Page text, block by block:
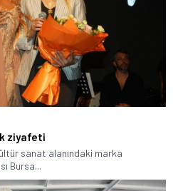
ziyafeti
sanat alanındaki marka
Bursa...